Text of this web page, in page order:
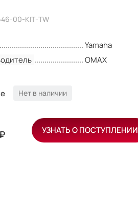
00-KIT-TW
Yamaha
OMAX
Нет в наличии
УЗНАТЬ О ПОСТУПЛЕНИИ